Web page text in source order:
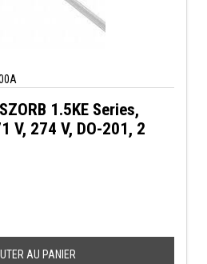
1.5KE Series,
V, 274 V, DO-201, 2
AU PANIER